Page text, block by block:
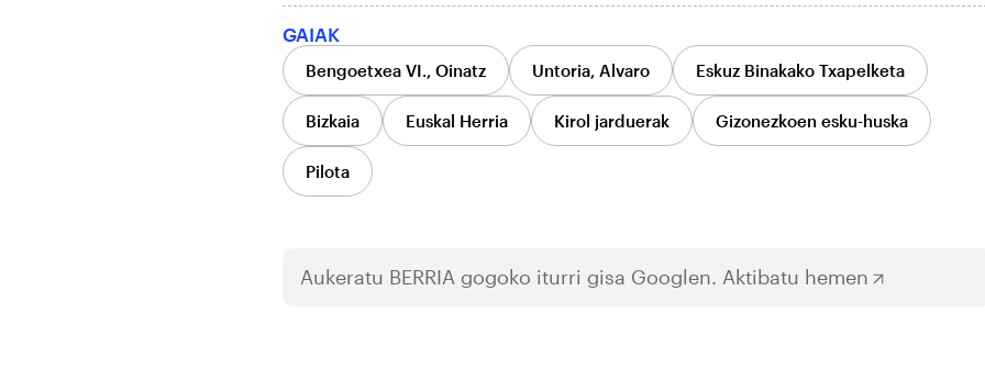
GAIAK
Bengoetxea VI., Oinatz Untoria, Alvaro Eskuz Binakako Txapelketa
Bizkaia Euskal Herria Kirol jarduerak Gizonezkoen esku-huska
Pilota
Aukeratu BERRIA gogoko iturri gisa Googlen. Aktibatu hemen